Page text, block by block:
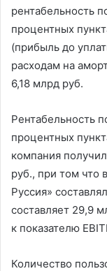
рентабельность
процентных
(прибыль до
расходам на
6,18 млрд руб.
Рентабельность
процентных
компания
руб., при том что
Руссия»
составляет 29,9
к показателю
Количество